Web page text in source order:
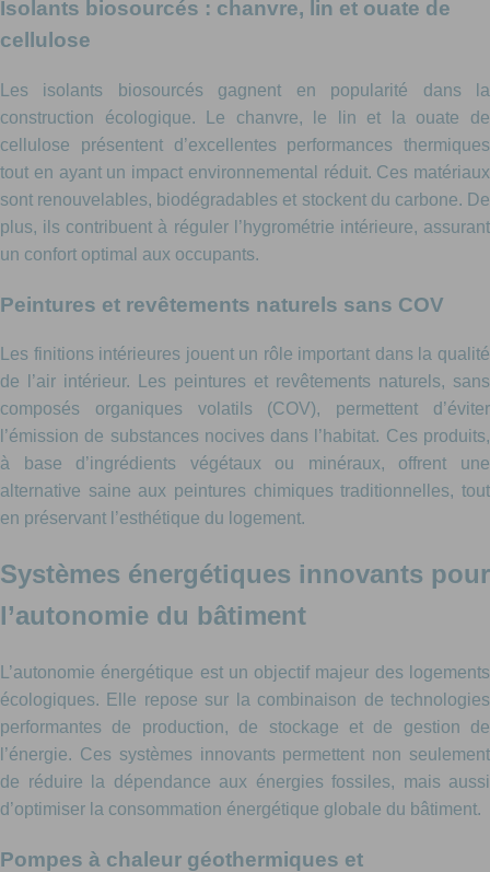
Isolants biosourcés : chanvre, lin et ouate de
cellulose
Les isolants biosourcés gagnent en popularité dans la
construction écologique. Le chanvre, le lin et la ouate de
cellulose présentent d’excellentes performances thermiques
tout en ayant un impact environnemental réduit. Ces matériaux
sont renouvelables, biodégradables et stockent du carbone. De
plus, ils contribuent à réguler l’hygrométrie intérieure, assurant
un confort optimal aux occupants.
Peintures et revêtements naturels sans COV
Les finitions intérieures jouent un rôle important dans la qualité
de l’air intérieur. Les peintures et revêtements naturels, sans
composés organiques volatils (COV), permettent d’éviter
l’émission de substances nocives dans l’habitat. Ces produits,
à base d’ingrédients végétaux ou minéraux, offrent une
alternative saine aux peintures chimiques traditionnelles, tout
en préservant l’esthétique du logement.
Systèmes énergétiques innovants pour
l’autonomie du bâtiment
L’autonomie énergétique est un objectif majeur des logements
écologiques. Elle repose sur la combinaison de technologies
performantes de production, de stockage et de gestion de
l’énergie. Ces systèmes innovants permettent non seulement
de réduire la dépendance aux énergies fossiles, mais aussi
d’optimiser la consommation énergétique globale du bâtiment.
Pompes à chaleur géothermiques et